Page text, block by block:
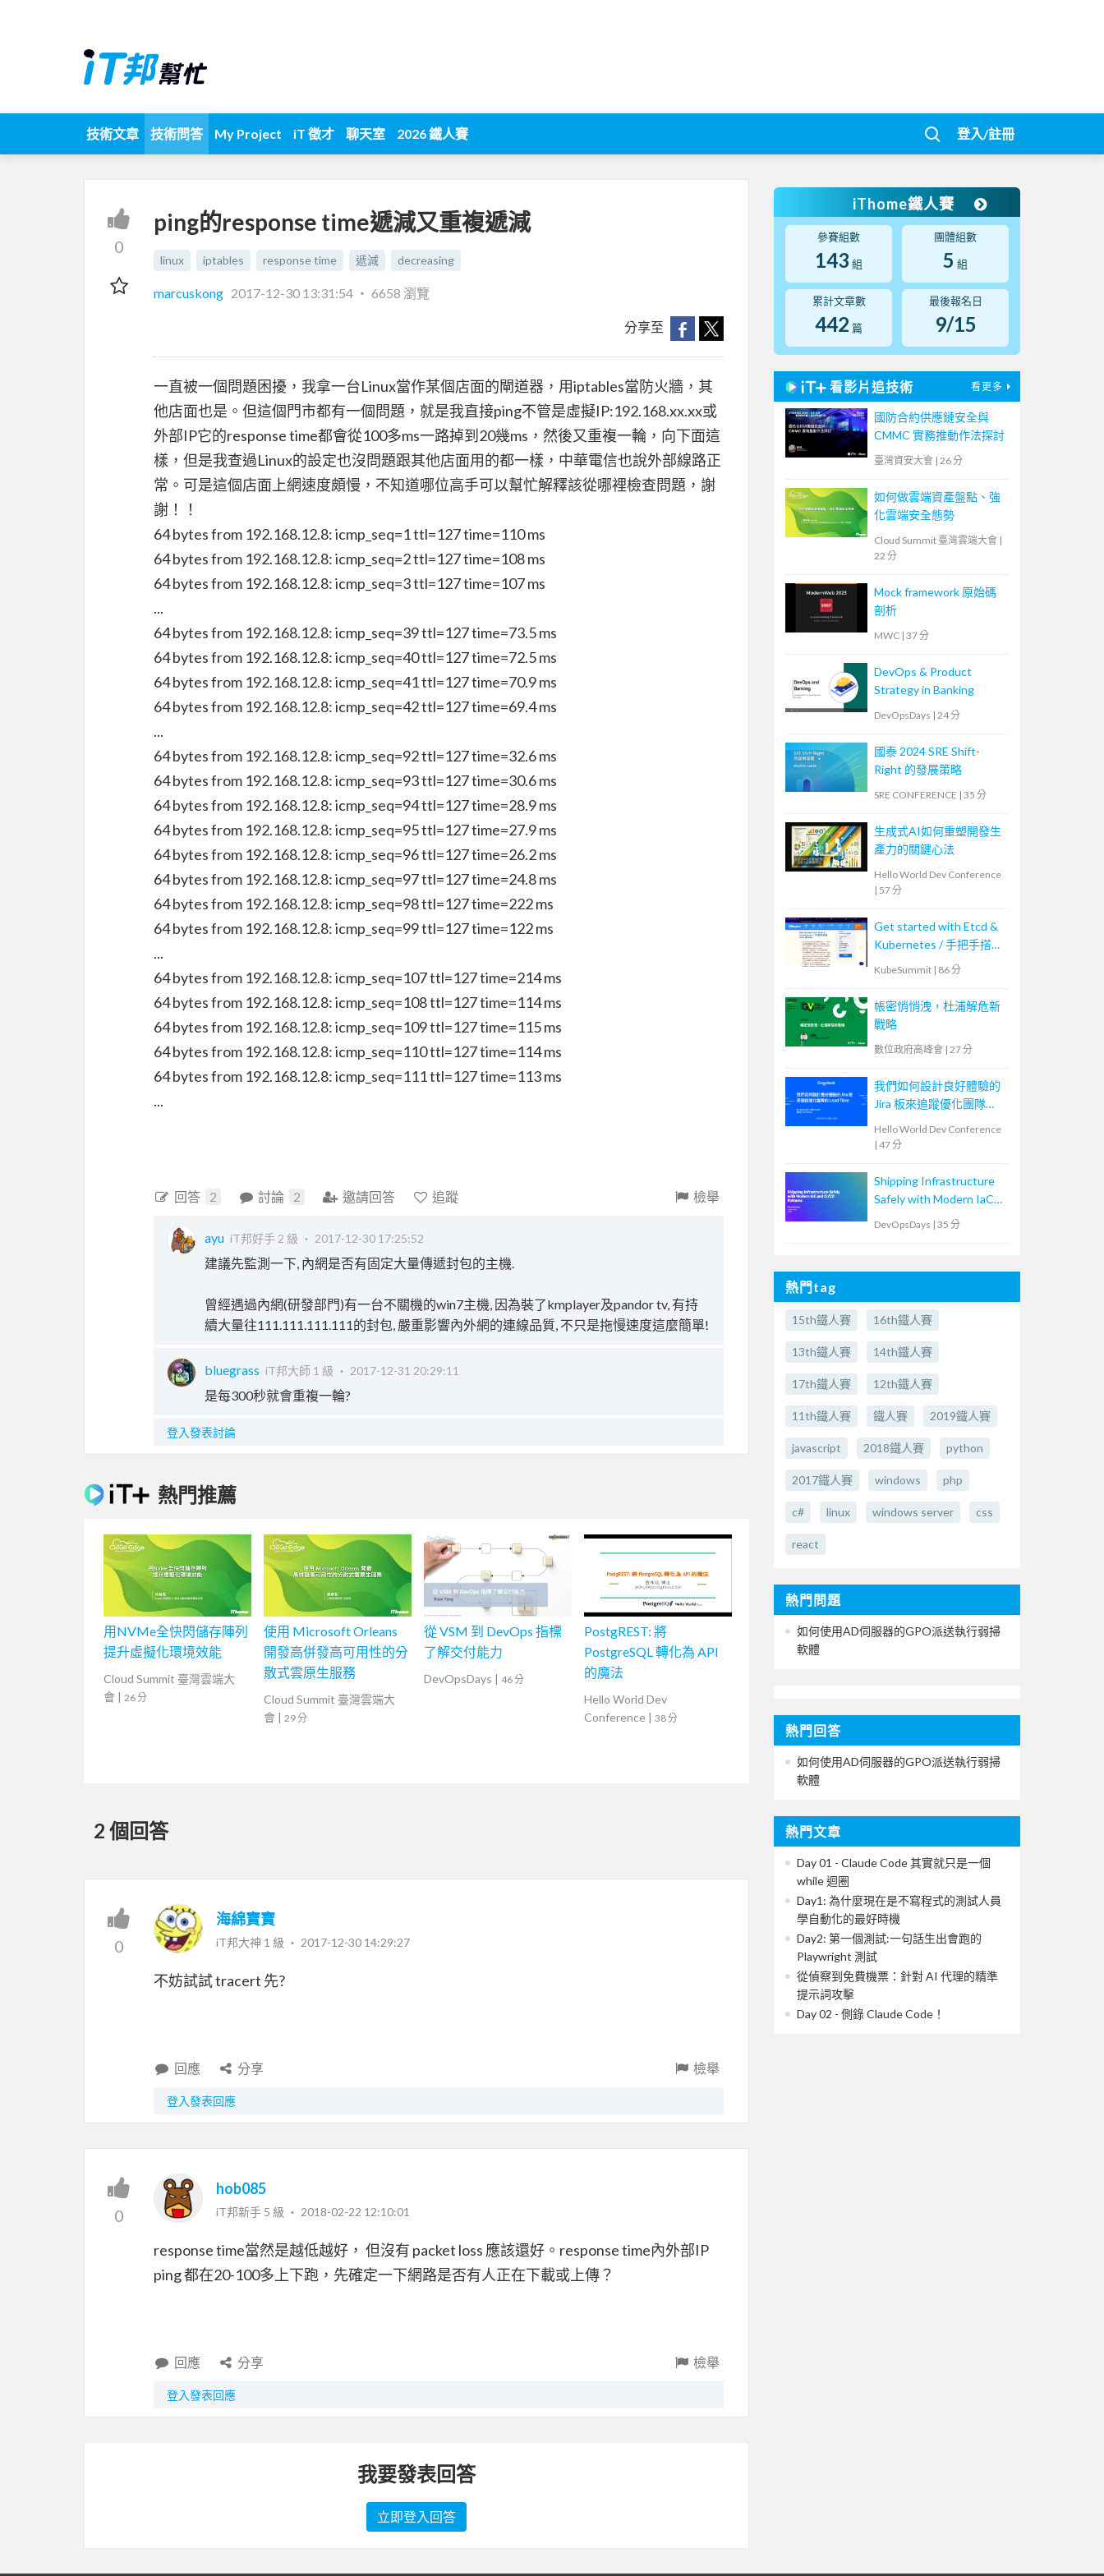
技術文章 技術問答 My Project iT 徵才 聊天室 2026 鐵人賽 登入/註冊
0
ping的response time遞減又重複遞減
linux iptables response time 遞減 decreasing
marcuskong 2017-12-30 13:31:54 ‧ 6658 瀏覽
分享至
一直被一個問題困擾，我拿一台Linux當作某個店面的閘道器，用iptables當防火牆，其
他店面也是。但這個門市都有一個問題，就是我直接ping不管是虛擬IP:192.168.xx.xx或
外部IP它的response time都會從100多ms一路掉到20幾ms，然後又重複一輪，向下面這
樣，但是我查過Linux的設定也沒問題跟其他店面用的都一樣，中華電信也說外部線路正
常。可是這個店面上網速度頗慢，不知道哪位高手可以幫忙解釋該從哪裡檢查問題，謝
謝！！
64 bytes from 192.168.12.8: icmp_seq=1 ttl=127 time=110 ms
64 bytes from 192.168.12.8: icmp_seq=2 ttl=127 time=108 ms
64 bytes from 192.168.12.8: icmp_seq=3 ttl=127 time=107 ms
...
64 bytes from 192.168.12.8: icmp_seq=39 ttl=127 time=73.5 ms
64 bytes from 192.168.12.8: icmp_seq=40 ttl=127 time=72.5 ms
64 bytes from 192.168.12.8: icmp_seq=41 ttl=127 time=70.9 ms
64 bytes from 192.168.12.8: icmp_seq=42 ttl=127 time=69.4 ms
...
64 bytes from 192.168.12.8: icmp_seq=92 ttl=127 time=32.6 ms
64 bytes from 192.168.12.8: icmp_seq=93 ttl=127 time=30.6 ms
64 bytes from 192.168.12.8: icmp_seq=94 ttl=127 time=28.9 ms
64 bytes from 192.168.12.8: icmp_seq=95 ttl=127 time=27.9 ms
64 bytes from 192.168.12.8: icmp_seq=96 ttl=127 time=26.2 ms
64 bytes from 192.168.12.8: icmp_seq=97 ttl=127 time=24.8 ms
64 bytes from 192.168.12.8: icmp_seq=98 ttl=127 time=222 ms
64 bytes from 192.168.12.8: icmp_seq=99 ttl=127 time=122 ms
...
64 bytes from 192.168.12.8: icmp_seq=107 ttl=127 time=214 ms
64 bytes from 192.168.12.8: icmp_seq=108 ttl=127 time=114 ms
64 bytes from 192.168.12.8: icmp_seq=109 ttl=127 time=115 ms
64 bytes from 192.168.12.8: icmp_seq=110 ttl=127 time=114 ms
64 bytes from 192.168.12.8: icmp_seq=111 ttl=127 time=113 ms
...
回答 2 討論 2 邀請回答 追蹤 檢舉
ayu iT邦好手 2 級 ‧ 2017-12-30 17:25:52
建議先監測一下, 內網是否有固定大量傳遞封包的主機.
曾經遇過內網(研發部門)有一台不關機的win7主機, 因為裝了kmplayer及pandor tv, 有持
續大量往111.111.111.111的封包, 嚴重影響內外網的連線品質, 不只是拖慢速度這麼簡單!
bluegrass iT邦大師 1 級 ‧ 2017-12-31 20:29:11
是每300秒就會重複一輪?
登入發表討論
熱門推薦
用NVMe全快閃儲存陣列
提升虛擬化環境效能
Cloud Summit 臺灣雲端大
會 | 26 分
使用 Microsoft Orleans
開發高併發高可用性的分
散式雲原生服務
Cloud Summit 臺灣雲端大
會 | 29 分
從 VSM 到 DevOps 指標
了解交付能力
DevOpsDays | 46 分
PostgREST: 將
PostgreSQL 轉化為 API
的魔法
Hello World Dev
Conference | 38 分
2 個回答
0
海綿寶寶
iT邦大神 1 級 ‧ 2017-12-30 14:29:27
不妨試試 tracert 先?
回應 分享 檢舉
登入發表回應
0
hob085
iT邦新手 5 級 ‧ 2018-02-22 12:10:01
response time當然是越低越好， 但沒有 packet loss 應該還好。response time內外部IP
ping 都在20-100多上下跑，先確定一下網路是否有人正在下載或上傳？
回應 分享 檢舉
登入發表回應
我要發表回答
立即登入回答
iThome鐵人賽
參賽組數
143 組
團體組數
5 組
累計文章數
442 篇
最後報名日
9/15
看影片追技術 看更多
國防合約供應鏈安全與
CMMC 實務推動作法探討
臺灣資安大會 | 26 分
如何做雲端資產盤點、強
化雲端安全態勢
Cloud Summit 臺灣雲端大會 |
22 分
Mock framework 原始碼
剖析
MWC | 37 分
DevOps & Product
Strategy in Banking
DevOpsDays | 24 分
國泰 2024 SRE Shift-
Right 的發展策略
SRE CONFERENCE | 35 分
生成式AI如何重塑開發生
產力的關鍵心法
Hello World Dev Conference
| 57 分
Get started with Etcd &
Kubernetes / 手把手搭建
KubeSummit | 86 分
帳密悄悄洩，杜浦解危新
戰略
數位政府高峰會 | 27 分
我們如何設計良好體驗的
Jira 板來追蹤優化團隊
Hello World Dev Conference
| 47 分
Shipping Infrastructure
Safely with Modern IaC
and CI/CD Patterns
DevOpsDays | 35 分
熱門tag
15th鐵人賽 16th鐵人賽
13th鐵人賽 14th鐵人賽
17th鐵人賽 12th鐵人賽
11th鐵人賽 鐵人賽 2019鐵人賽
javascript 2018鐵人賽 python
2017鐵人賽 windows php
c# linux windows server css
react
熱門問題
如何使用AD伺服器的GPO派送執行弱掃
軟體
熱門回答
如何使用AD伺服器的GPO派送執行弱掃
軟體
熱門文章
Day 01 - Claude Code 其實就只是一個
while 迴圈
Day1: 為什麼現在是不寫程式的測試人員
學自動化的最好時機
Day2: 第一個測試:一句話生出會跑的
Playwright 測試
從偵察到免費機票：針對 AI 代理的精準
提示詞攻擊
Day 02 - 側錄 Claude Code！